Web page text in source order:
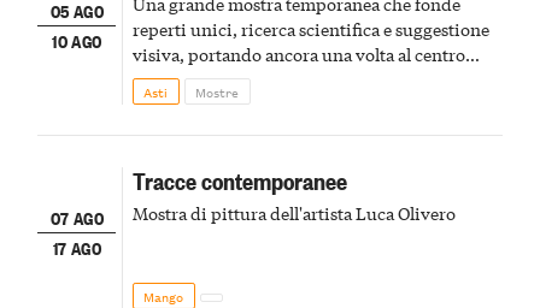
05 AGO
10 AGO
reperti unici, ricerca scientifica e suggestione
visiva, portando ancora una volta al centro
della scena le meraviglie del passato astigiano
Asti Mostre
07 AGO
17 AGO
Tracce contemporanee
Mostra di pittura dell'artista Luca Olivero
Mango